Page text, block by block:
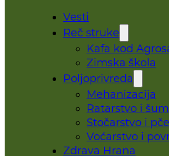
Vesti
Reč struke
Kafa kod
Zimska škola
Poljoprivreda
Mehanizacija
Ratarstvo i
Stočarstvo i
Voćarstvo i
Zdrava Hrana